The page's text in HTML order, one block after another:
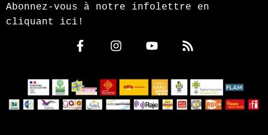
Abonnez-vous à notre infolettre en
cliquant ici!